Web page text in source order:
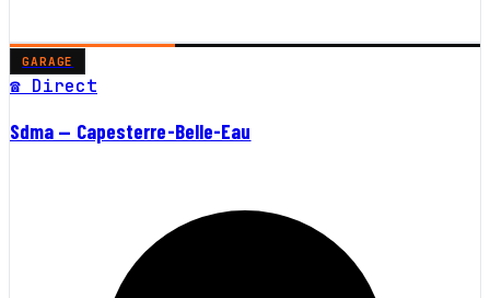
GARAGE
☎ Direct
Sdma — Capesterre-Belle-Eau